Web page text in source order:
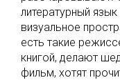
литературный
визуальное
есть такие
книгой, делают
фильм, хотят